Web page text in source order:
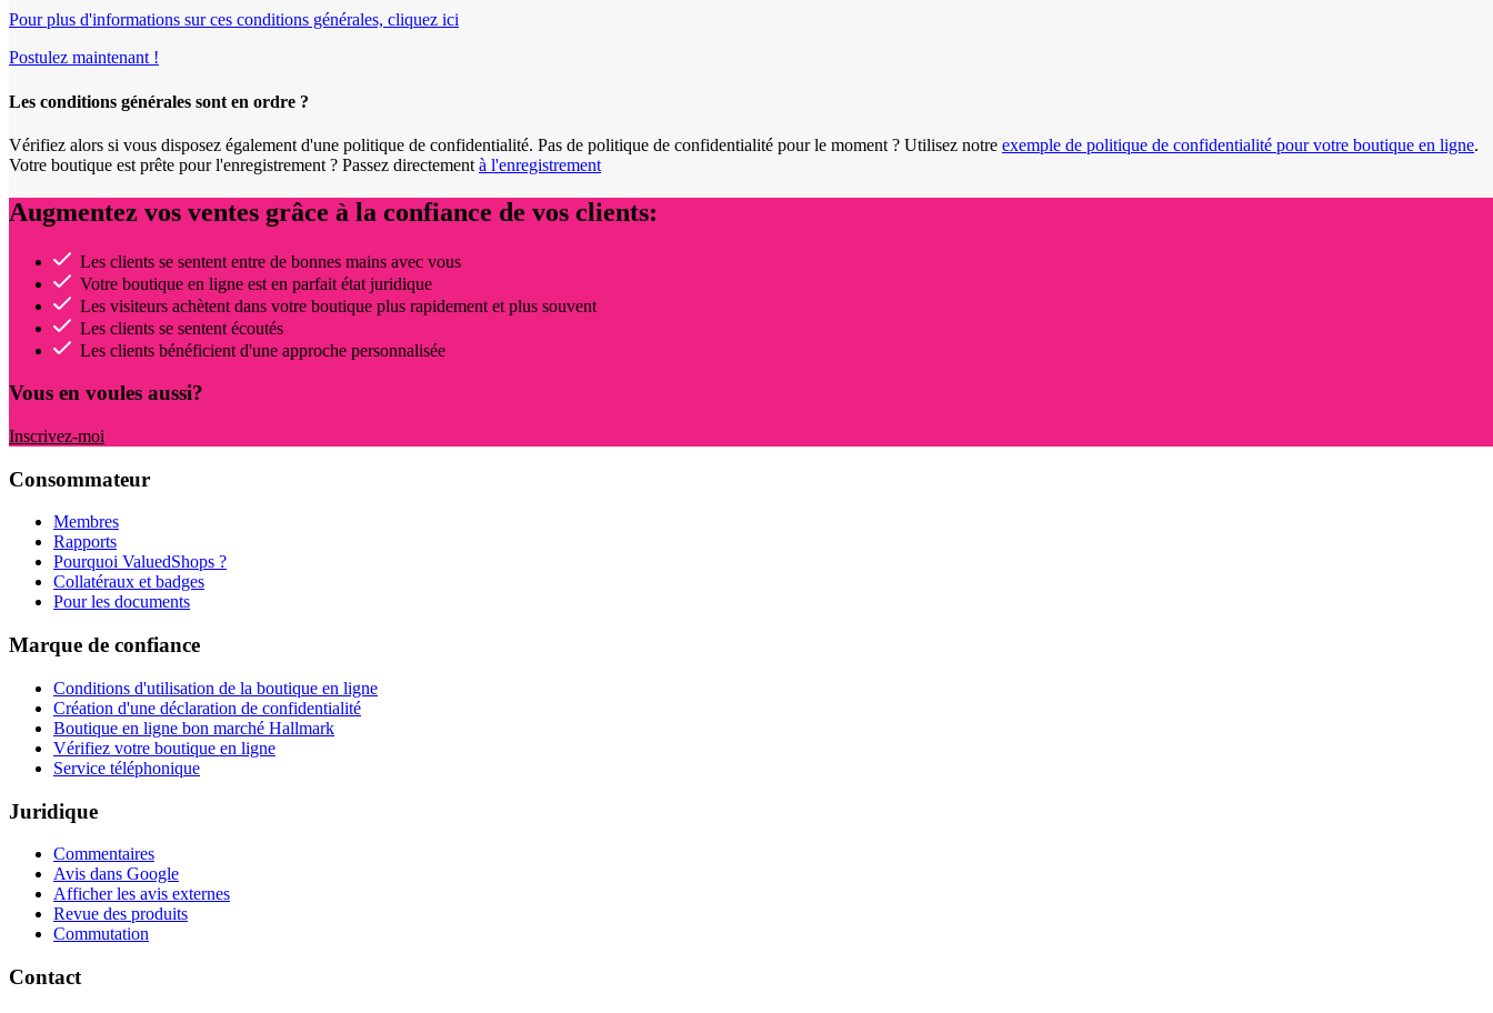
Pour plus d'informations sur ces conditions générales, cliquez ici
Postulez maintenant !
Les conditions générales sont en ordre ?
Vérifiez alors si vous disposez également d'une politique de confidentialité. Pas de politique de confidentialité pour le moment ? Utilisez notre exemple de politique de confidentialité pour votre boutique en ligne.
Votre boutique est prête pour l'enregistrement ? Passez directement à l'enregistrement
Augmentez vos ventes grâce à la confiance de vos clients:
Les clients se sentent entre de bonnes mains avec vous
Votre boutique en ligne est en parfait état juridique
Les visiteurs achètent dans votre boutique plus rapidement et plus souvent
Les clients se sentent écoutés
Les clients bénéficient d'une approche personnalisée
Vous en voules aussi?
Inscrivez-moi
Consommateur
Membres
Rapports
Pourquoi ValuedShops ?
Collatéraux et badges
Pour les documents
Marque de confiance
Conditions d'utilisation de la boutique en ligne
Création d'une déclaration de confidentialité
Boutique en ligne bon marché Hallmark
Vérifiez votre boutique en ligne
Service téléphonique
Juridique
Commentaires
Avis dans Google
Afficher les avis externes
Revue des produits
Commutation
Contact